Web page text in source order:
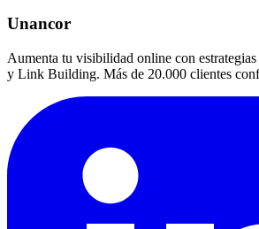
Unancor
Aumenta tu visibilidad online con
y Link Building. Más de 20.000 clientes